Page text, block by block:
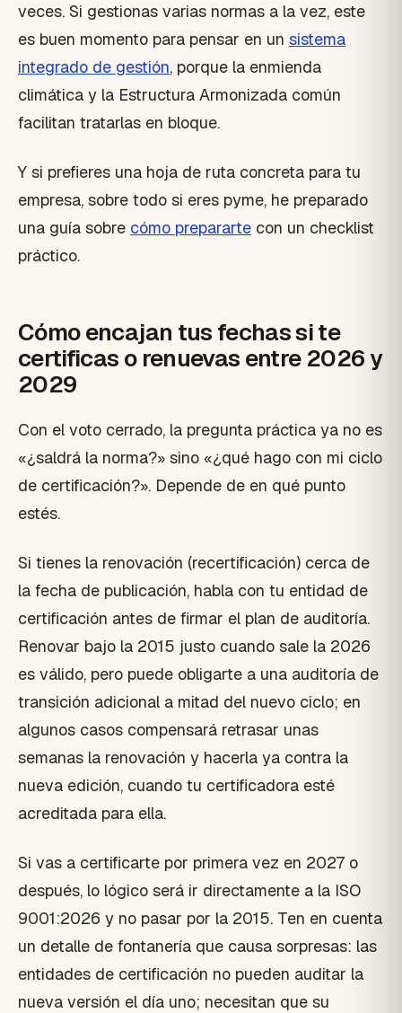
veces. Si gestionas varias normas a la vez, este
es buen momento para pensar en un sistema
integrado de gestión, porque la enmienda
climática y la Estructura Armonizada común
facilitan tratarlas en bloque.
Y si prefieres una hoja de ruta concreta para tu
empresa, sobre todo si eres pyme, he preparado
una guía sobre cómo prepararte con un checklist
práctico.
Cómo encajan tus fechas si te
certificas o renuevas entre 2026 y
2029
Con el voto cerrado, la pregunta práctica ya no es
«¿saldrá la norma?» sino «¿qué hago con mi ciclo
de certificación?». Depende de en qué punto
estés.
Si tienes la renovación (recertificación) cerca de
la fecha de publicación, habla con tu entidad de
certificación antes de firmar el plan de auditoría.
Renovar bajo la 2015 justo cuando sale la 2026
es válido, pero puede obligarte a una auditoría de
transición adicional a mitad del nuevo ciclo; en
algunos casos compensará retrasar unas
semanas la renovación y hacerla ya contra la
nueva edición, cuando tu certificadora esté
acreditada para ella.
Si vas a certificarte por primera vez en 2027 o
después, lo lógico será ir directamente a la ISO
9001:2026 y no pasar por la 2015. Ten en cuenta
un detalle de fontanería que causa sorpresas: las
entidades de certificación no pueden auditar la
nueva versión el día uno; necesitan que su